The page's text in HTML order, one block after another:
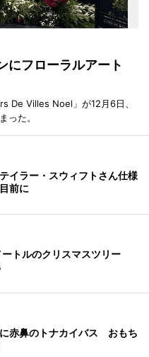
にフローラルアート
De Villes Noel」が12月6日、
った。
イラー・スウィフトさん仕様
前に
トルのクリスマスツリー
赤鼻のトナカイバス おもち